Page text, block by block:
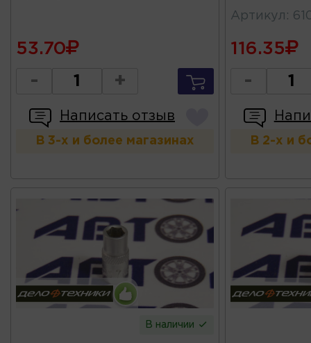
53.70
- +
Написать отзыв
В 3-х и более магазинах
Артикул :
116.35
-
В 2-х и
В наличии